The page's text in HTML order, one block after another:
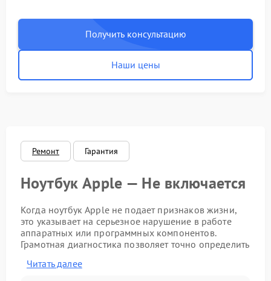
Получить консультацию
Наши цены
Ремонт Гарантия
Ноутбук Apple — Не включается
Когда ноутбук Apple не подает признаков жизни,
это указывает на серьезное нарушение в работе
аппаратных или программных компонентов.
Грамотная диагностика позволяет точно определить
устранения.
Читать далее